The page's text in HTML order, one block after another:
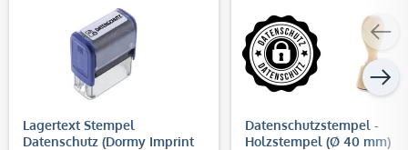
Lagertext Stempel
Datenschutz (Dormy Imprint
Datenschutzstempel -
Holzstempel (Ø 40 mm)